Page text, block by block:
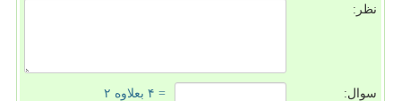
نظر:
سوال: = ۴ بعلاوه ۲